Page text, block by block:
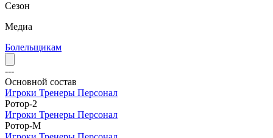
Сезон
Медиа
Болельщикам
---
Основной состав
Игроки Тренеры Персонал
Ротор-2
Игроки Тренеры Персонал
Ротор-М